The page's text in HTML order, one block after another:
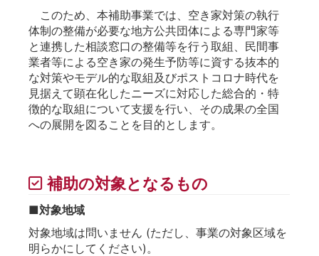
このため、本補助事業では、空き家対策の執行
体制の整備が必要な地方公共団体による専門家等
と連携した相談窓口の整備等を行う取組、民間事
業者等による空き家の発生予防等に資する抜本的
な対策やモデル的な取組及びポストコロナ時代を
見据えて顕在化したニーズに対応した総合的・特
徴的な取組について支援を行い、その成果の全国
への展開を図ることを目的とします。
補助の対象となるもの
■対象地域
対象地域は問いません (ただし、事業の対象区域を
明らかにしてください)。